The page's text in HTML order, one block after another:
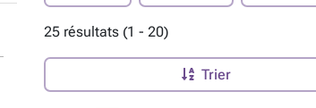
25 résultats (1 - 20)
Trier